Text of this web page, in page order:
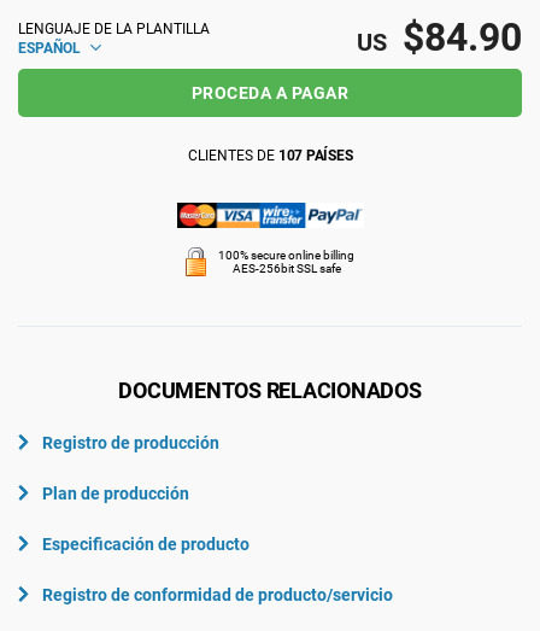
AS9100
Automoción
LENGUAJE DE LA PLANTILLA
ESPAÑOL
US $84.90
PROCEDA A PAGAR
CLIENTES DE 107 PAÍSES
100% secure online billing
AES-256bit SSL safe
DOCUMENTOS RELACIONADOS
Registro de producción
Plan de producción
Especificación de producto
Registro de conformidad de producto/servicio